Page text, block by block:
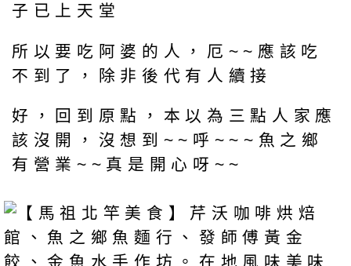
子已上天堂
所以要吃阿婆的人，厄~~應該吃
不到了，除非後代有人續接
好，回到原點，本以為三點人家應
該沒開，沒想到~~呼~~~魚之鄉
有營業~~真是開心呀~~